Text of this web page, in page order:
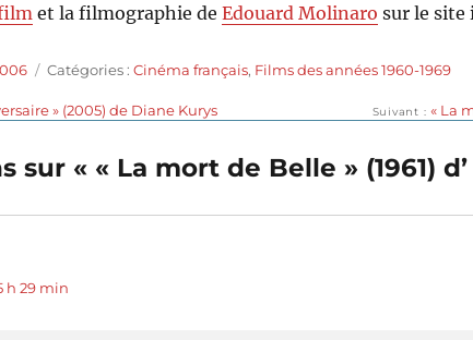
et la filmographie deEdouard Molinaro sur le site
Catégories
Catégories :Cinéma français, Films des années 1960-1969
» (2005) de Diane Kurys Suivant « La
sur « « La mort de Belle » (1961)
h 29 min